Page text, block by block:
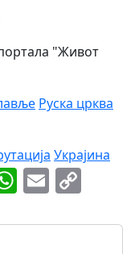
"Живот
Руска црква
Украјина
Email